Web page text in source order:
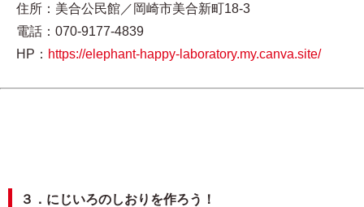
住所：美合公民館／岡崎市美合新町18-3
電話：070-9177-4839
HP： https://elephant-happy-laboratory.my.canva.site/
３．にじいろのしおりを作ろう！